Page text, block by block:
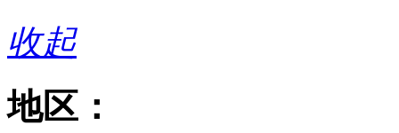
收起
地区：